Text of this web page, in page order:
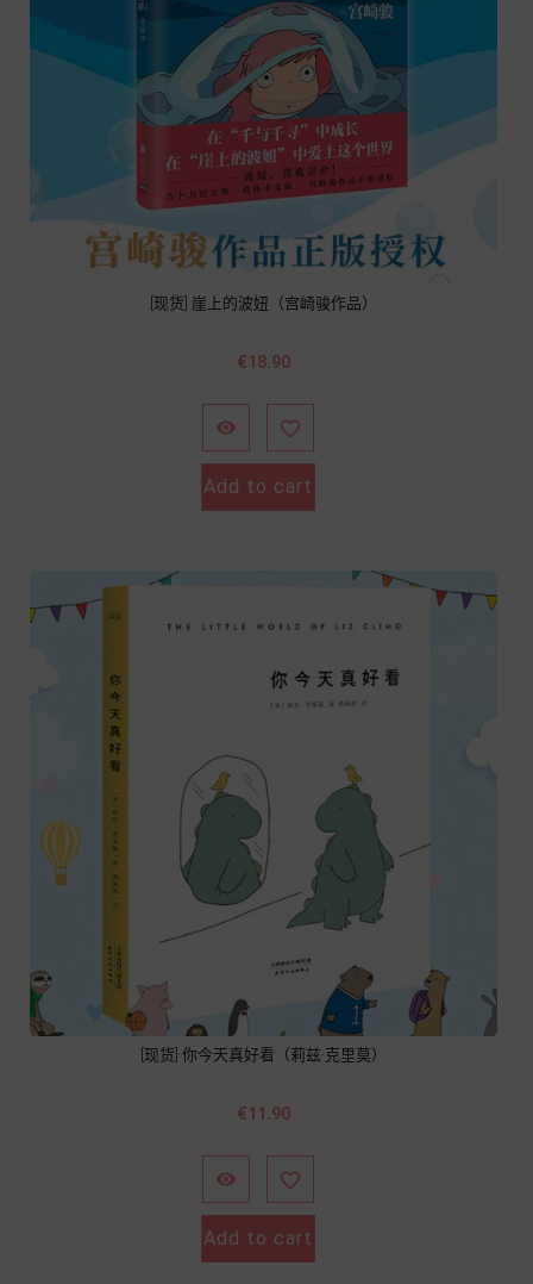
[现货] 崖上的波妞（宫崎骏作品）
Price
€18.90
 
Add to cart
[现货] 你今天真好看（莉兹·克里莫）
Price
€11.90
 
Add to cart